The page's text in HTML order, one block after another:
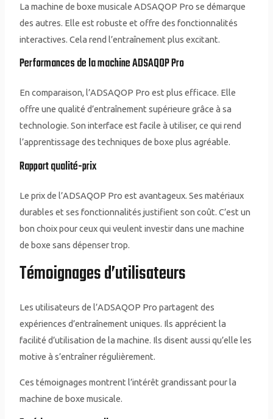
La machine de boxe musicale ADSAQOP Pro se démarque
des autres. Elle est robuste et offre des fonctionnalités
interactives. Cela rend l’entraînement plus excitant.
Performances de la machine ADSAQOP Pro
En comparaison, l’ADSAQOP Pro est plus efficace. Elle
offre une qualité d’entraînement supérieure grâce à sa
technologie. Son interface est facile à utiliser, ce qui rend
l’apprentissage des techniques de boxe plus agréable.
Rapport qualité-prix
Le prix de l’ADSAQOP Pro est avantageux. Ses matériaux
durables et ses fonctionnalités justifient son coût. C’est un
bon choix pour ceux qui veulent investir dans une machine
de boxe sans dépenser trop.
Témoignages d’utilisateurs
Les utilisateurs de l’ADSAQOP Pro partagent des
expériences d’entraînement uniques. Ils apprécient la
facilité d’utilisation de la machine. Ils disent aussi qu’elle les
motive à s’entraîner régulièrement.
Ces témoignages montrent l’intérêt grandissant pour la
machine de boxe musicale.